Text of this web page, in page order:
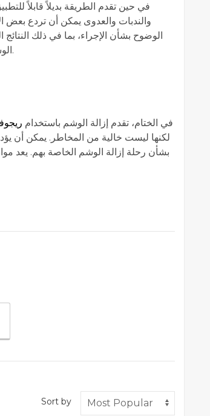
في حين تقدم الطريقة بديلاً قابلاً
والندبات والعدوى يمكن أن تردع بعض
الوضوح بشأن الإجراء، بما في ذلك النتائج
الوشم مع الوعي بالمخاطر المحتملة أمرًا أساسيًا لاتخاذ خيار مستنير.
في الختام، تقدم إزالة الوشم باستخدام
لكنها ليست خالية من المخاطر. يمكن أن
بشأن رحلة إزالة الوشم الخاصة بهم. يعد
Sort by